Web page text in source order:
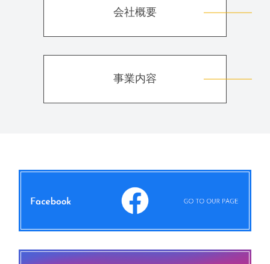
会社概要
事業内容